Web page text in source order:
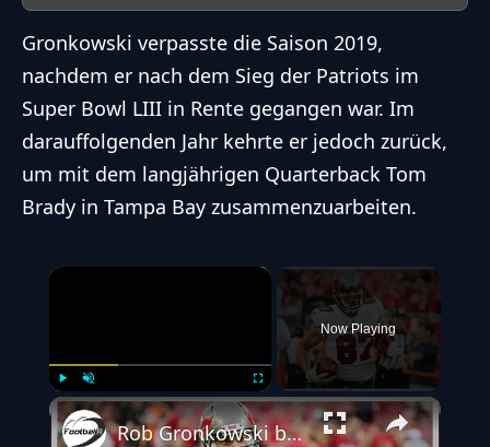
Gronkowski verpasste die Saison 2019,
nachdem er nach dem Sieg der Patriots im
Super Bowl LIII in Rente gegangen war. Im
darauffolgenden Jahr kehrte er jedoch zurück,
um mit dem langjährigen Quarterback Tom
Brady in Tampa Bay zusammenzuarbeiten.
×
Play Unmute Fullscreen
Now Playing
Rob Gronkowski bereit für eine Rückkehr im Jahr 2023?